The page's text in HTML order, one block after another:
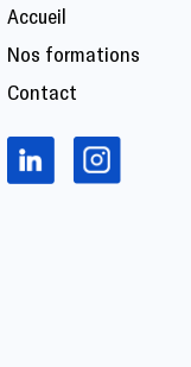
Accueil
Nos formations
Contact